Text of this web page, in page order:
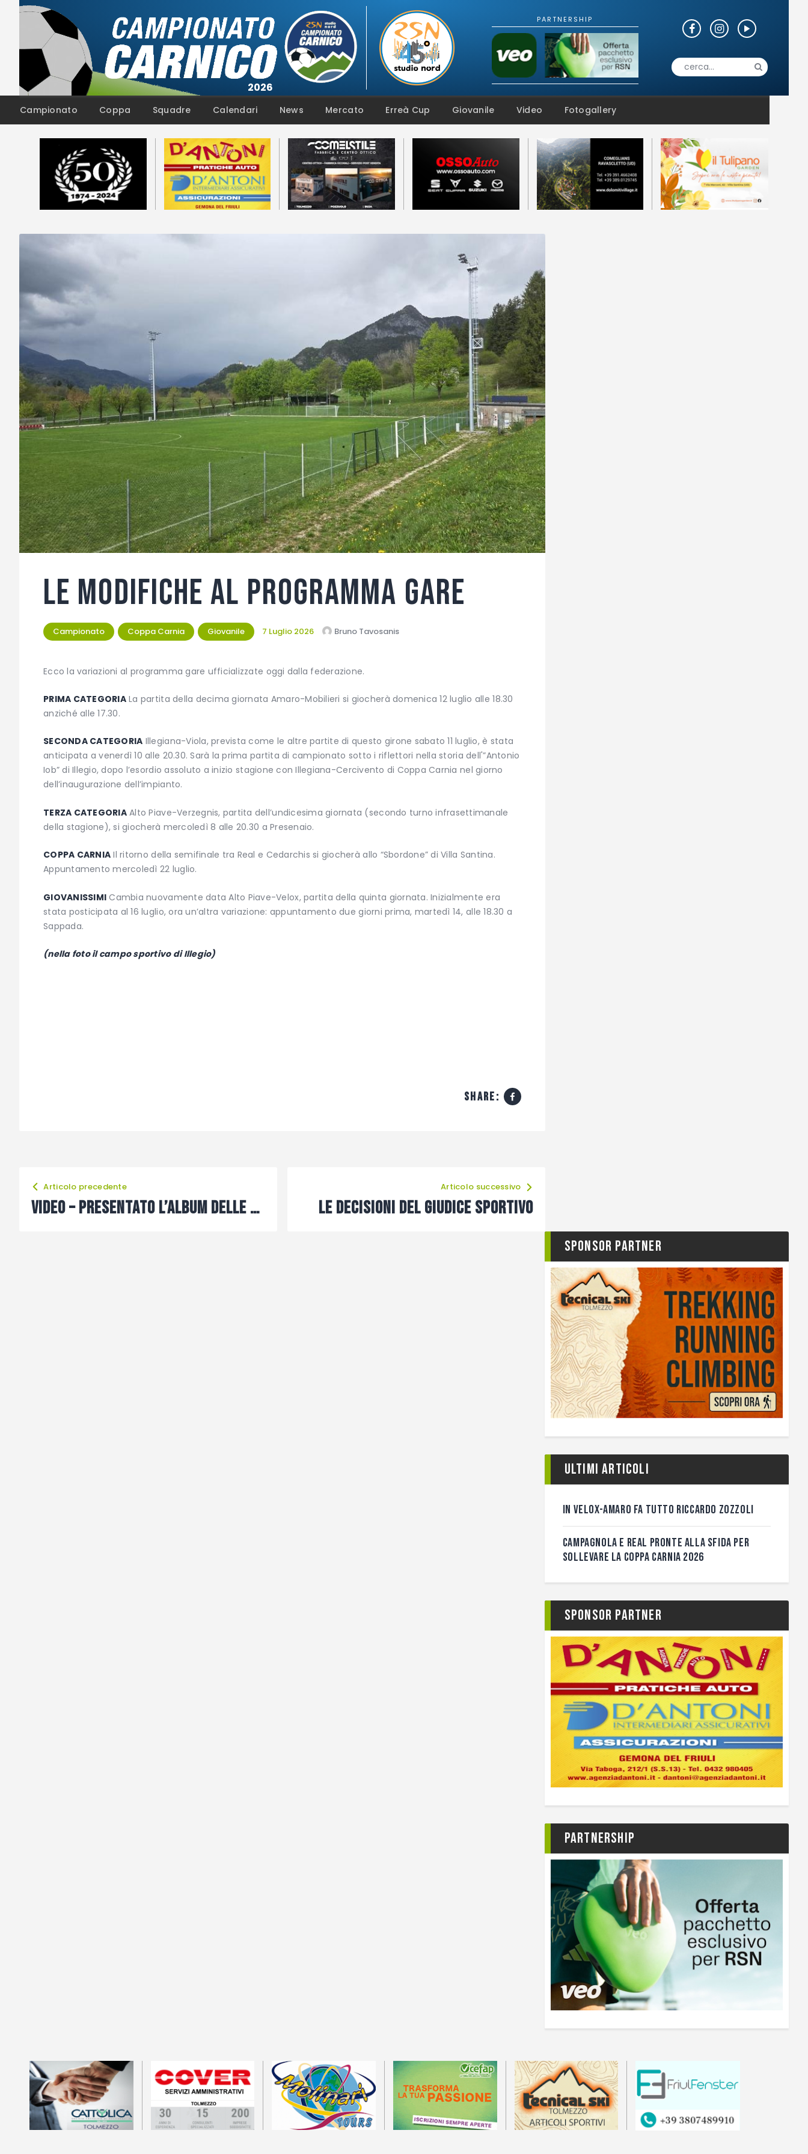
Campionato Coppa Squadre Calendari News Mercato Erreà Cup Giovanile Video Fotogallery
Campionato
Coppa
Squadre
Calendari
News
Mercato
Giovanile
Video
Fotogallery
Le modifiche al programma gare
Campionato Coppa Carnia Giovanile 7 Luglio 2026 Bruno Tavosanis
Ecco la variazioni al programma gare ufficializzate oggi dalla federazione.
PRIMA CATEGORIALa partita della decima giornata Amaro-Mobilieri si giocherà domenica 12 luglio alle 18.30
anziché alle 17.30.
SECONDA CATEGORIA Illegiana-Viola, prevista come le altre partite di questo girone sabato 11 luglio, è stata
anticipata a venerdì 10 alle 20.30. Sarà la prima partita di campionato sotto i riflettori nella storia dell'”Antonio
Iob” di Illegio, dopo l’esordio assoluto a inizio stagione con Illegiana-Cercivento di Coppa Carnia nel giorno
dell’inaugurazione dell’impianto.
TERZA CATEGORIAAlto Piave-Verzegnis, partita dell’undicesima giornata (secondo turno infrasettimanale
della stagione), si giocherà mercoledì 8 alle 20.30 a Presenaio.
COPPA CARNIA Il ritorno della semifinale tra Real e Cedarchis si giocherà allo “Sbordone” di Villa Santina.
Appuntamento mercoledì 22 luglio.
GIOVANISSIMI Cambia nuovamente data Alto Piave-Velox, partita della quinta giornata. Inizialmente era
stata posticipata al 16 luglio, ora un’altra variazione: appuntamento due giorni prima, martedì 14, alle 18.30 a
Sappada.
(nella foto il campo sportivo di Illegio)
share:
Articolo precedente
VIDEO – Presentato l’album delle figurine del Campionato Carnico
Articolo successivo
Le decisioni del giudice sportivo
Sponsor Partner
Ultimi articoli
IN VELOX-AMARO FA TUTTO RICCARDO ZOZZOLI
CAMPAGNOLA E REAL PRONTE ALLA SFIDA PER
SOLLEVARE LA COPPA CARNIA 2026
Sponsor Partner
Partnership